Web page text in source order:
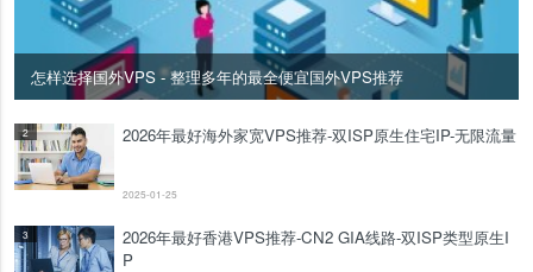
怎样选择国外VPS - 整理多年的最全便宜国外VPS推荐
2 2026年最好海外家宽VPS推荐-双ISP原生住宅IP-无限流量
2025-01-25
3
2026年最好香港VPS推荐-CN2 GIA线路-双ISP类型原生I
P